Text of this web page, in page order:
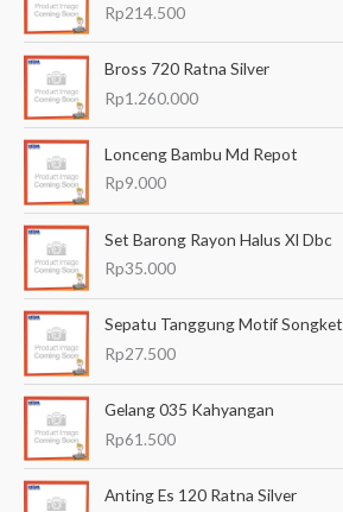
u
n
u
Rp214.500
Bross 720 Ratna Silver
Rp1.260.000
Lonceng Bambu Md Repot
Rp9.000
Set Barong Rayon Halus Xl Dbc
Rp35.000
Sepatu Tanggung Motif Songket
Rp27.500
Gelang 035 Kahyangan
Rp61.500
Anting Es 120 Ratna Silver